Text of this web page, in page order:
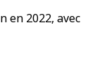
en 2022, avec